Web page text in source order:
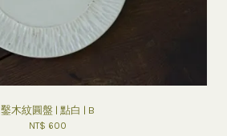
鑿木紋圓盤 | 點白 | B
NT$ 600